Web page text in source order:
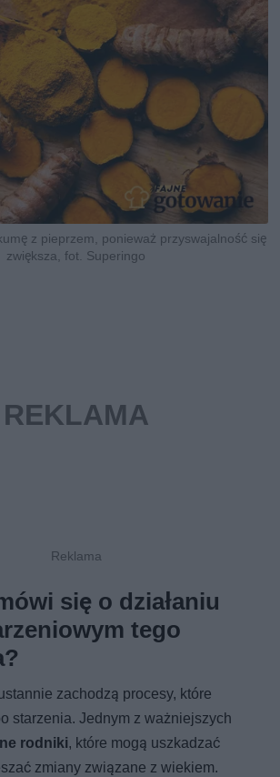
z pieprzem, ponieważ przyswajalność się
zwiększa, fot. Superingo
się o działaniu
tego
zachodzą procesy, które
starzenia. Jednym z ważniejszych
rodniki, które mogą uszkadzać
zmiany związane z wiekiem.